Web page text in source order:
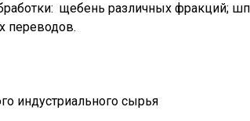
щебень различных фракций;
переводов.
индустриального сырья